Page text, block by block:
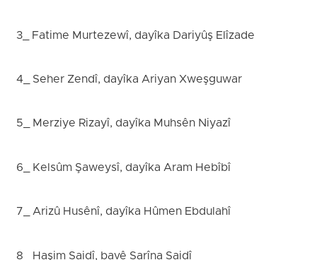
3_ Fatime Murtezewî, dayîka Dariyûş Elîzade
4_ Seher Zendî, dayîka Ariyan Xweşguwar
5_ Merziye Rizayî, dayîka Muhsên Niyazî
6_ Kelsûm Şaweysî, dayîka Aram Hebîbî
7_ Arizû Husênî, dayîka Hûmen Ebdulahî
8_ Haşim Saidî, bavê Sarîna Saidî